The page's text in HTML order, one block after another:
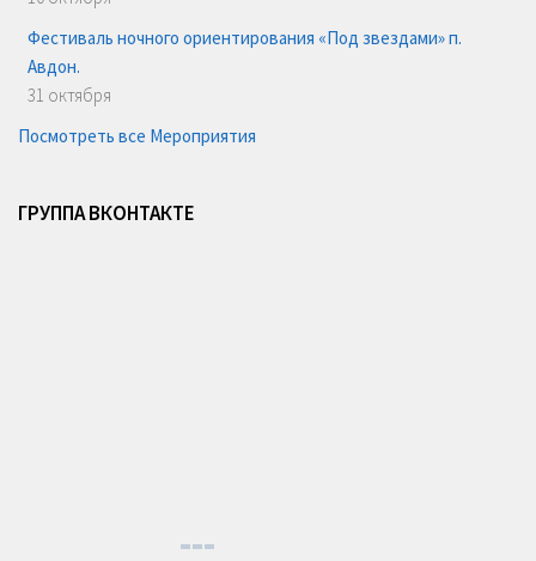
Фестиваль ночного ориентирования «Под звездами» п.
Авдон.
31 октября
Посмотреть все Мероприятия
ГРУППА ВКОНТАКТЕ